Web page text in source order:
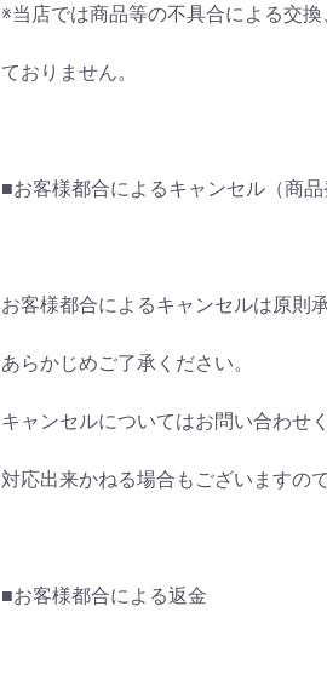
※当店では商品等の不具合による交
ておりません。
■お客様都合によるキャンセル（商品
お客様都合によるキャンセルは原則
あらかじめご了承ください。
キャンセルについてはお問い合わせ
対応出来かねる場合もございますの
■お客様都合による返金